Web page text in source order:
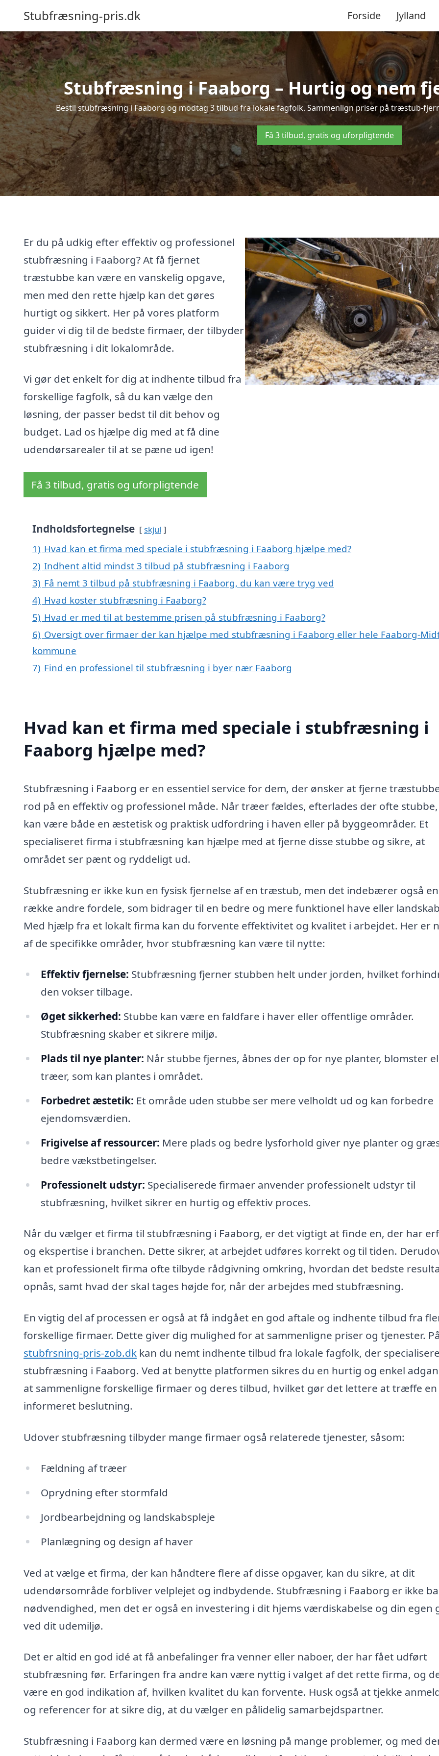
Stubfræsning-pris.dk Forside Jylland
Stubfræsning i Faaborg – Hurtig og nem
Bestil stubfræsning i Faaborg og modtag 3 tilbud fra lokale fagfolk. Sammenlign priser på træstub-
Få 3 tilbud, gratis og uforpligtende
Er du på udkig efter effektiv og professionel
stubfræsning i Faaborg? At få fjernet
træstubbe kan være en vanskelig opgave,
men med den rette hjælp kan det gøres
hurtigt og sikkert. Her på vores platform
guider vi dig til de bedste firmaer, der tilbyder
stubfræsning i dit lokalområde.
Vi gør det enkelt for dig at indhente tilbud fra
forskellige fagfolk, så du kan vælge den
løsning, der passer bedst til dit behov og
budget. Lad os hjælpe dig med at få dine
udendørsarealer til at se pæne ud igen!
Få 3 tilbud, gratis og uforpligtende
Indholdsfortegnelse skjul
1) Hvad kan et firma med speciale i stubfræsning i Faaborg hjælpe med?
2) Indhent altid mindst 3 tilbud på stubfræsning i Faaborg
3) Få nemt 3 tilbud på stubfræsning i Faaborg, du kan være tryg ved
4) Hvad koster stubfræsning i Faaborg?
5) Hvad er med til at bestemme prisen på stubfræsning i Faaborg?
6) Oversigt over firmaer der kan hjælpe med stubfræsning i Faaborg eller hele Faaborg-
kommune
7) Find en professionel til stubfræsning i byer nær Faaborg
Hvad kan et firma med speciale i stubfræsning i
Faaborg hjælpe med?
Stubfræsning i Faaborg er en essentiel service for dem, der ønsker at fjerne
rod på en effektiv og professionel måde. Når træer fældes, efterlades der ofte
kan være både en æstetisk og praktisk udfordring i haven eller på byggeområder. Et
specialiseret firma i stubfræsning kan hjælpe med at fjerne disse stubbe og sikre, at
området ser pænt og ryddeligt ud.
Stubfræsning er ikke kun en fysisk fjernelse af en træstub, men det indebærer også en
række andre fordele, som bidrager til en bedre og mere funktionel have eller
Med hjælp fra et lokalt firma kan du forvente effektivitet og kvalitet i arbejdet. Her er
af de specifikke områder, hvor stubfræsning kan være til nytte:
Effektiv fjernelse: Stubfræsning fjerner stubben helt under jorden, hvilket
den vokser tilbage.
Øget sikkerhed: Stubbe kan være en faldfare i haver eller offentlige områder.
Stubfræsning skaber et sikrere miljø.
Plads til nye planter: Når stubbe fjernes, åbnes der op for nye planter, blomster
træer, som kan plantes i området.
Forbedret æstetik: Et område uden stubbe ser mere velholdt ud og kan forbedre
ejendomsværdien.
Frigivelse af ressourcer: Mere plads og bedre lysforhold giver nye planter og
bedre vækstbetingelser.
Professionelt udstyr: Specialiserede firmaer anvender professionelt udstyr til
stubfræsning, hvilket sikrer en hurtig og effektiv proces.
Når du vælger et firma til stubfræsning i Faaborg, er det vigtigt at finde en, der har
og ekspertise i branchen. Dette sikrer, at arbejdet udføres korrekt og til tiden.
kan et professionelt firma ofte tilbyde rådgivning omkring, hvordan det bedste
opnås, samt hvad der skal tages højde for, når der arbejdes med stubfræsning.
En vigtig del af processen er også at få indgået en god aftale og indhente tilbud fra
forskellige firmaer. Dette giver dig mulighed for at sammenligne priser og tjenester.
stubfrsning-pris-zob.dk kan du nemt indhente tilbud fra lokale fagfolk, der
stubfræsning i Faaborg. Ved at benytte platformen sikres du en hurtig og enkel
at sammenligne forskellige firmaer og deres tilbud, hvilket gør det lettere at træffe en
informeret beslutning.
Udover stubfræsning tilbyder mange firmaer også relaterede tjenester, såsom:
Fældning af træer
Oprydning efter stormfald
Jordbearbejdning og landskabspleje
Planlægning og design af haver
Ved at vælge et firma, der kan håndtere flere af disse opgaver, kan du sikre, at dit
udendørsområde forbliver velplejet og indbydende. Stubfræsning i Faaborg er ikke
nødvendighed, men det er også en investering i dit hjems værdiskabelse og din egen
ved dit udemiljø.
Det er altid en god idé at få anbefalinger fra venner eller naboer, der har fået udført
stubfræsning før. Erfaringen fra andre kan være nyttig i valget af det rette firma, og
være en god indikation af, hvilken kvalitet du kan forvente. Husk også at tjekke
og referencer for at sikre dig, at du vælger en pålidelig samarbejdspartner.
Stubfræsning i Faaborg kan dermed være en løsning på mange problemer, og med